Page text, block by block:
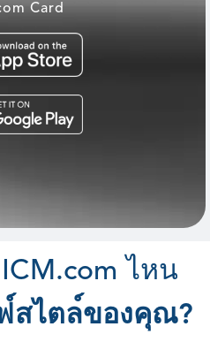
Card
ICM.com ไหน
สไตลของคณ?